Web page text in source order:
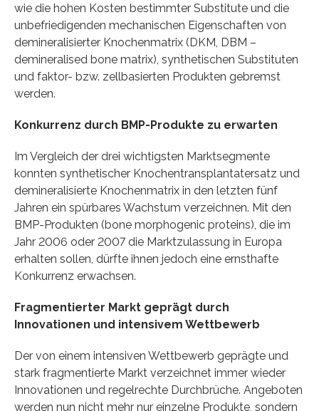
wie die hohen Kosten bestimmter Substitute und die
unbefriedigenden mechanischen Eigenschaften von
demineralisierter Knochenmatrix (DKM, DBM –
demineralised bone matrix), synthetischen Substituten
und faktor- bzw. zellbasierten Produkten gebremst
werden.
Konkurrenz durch BMP-Produkte zu erwarten
Im Vergleich der drei wichtigsten Marktsegmente
konnten synthetischer Knochentransplantatersatz und
demineralisierte Knochenmatrix in den letzten fünf
Jahren ein spürbares Wachstum verzeichnen. Mit den
BMP-Produkten (bone morphogenic proteins), die im
Jahr 2006 oder 2007 die Marktzulassung in Europa
erhalten sollen, dürfte ihnen jedoch eine ernsthafte
Konkurrenz erwachsen.
Fragmentierter Markt geprägt durch
Innovationen und intensivem Wettbewerb
Der von einem intensiven Wettbewerb geprägte und
stark fragmentierte Markt verzeichnet immer wieder
Innovationen und regelrechte Durchbrüche. Angeboten
werden nun nicht mehr nur einzelne Produkte, sondern